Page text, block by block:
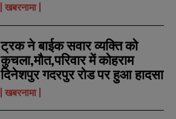
खबरनामा
ट्रक ने बाईक सवार व्यक्ति को
कुचला,मौत,परिवार में कोहराम
दिनेशपुर गदरपुर रोड पर हुआ हादसा
खबरनामा